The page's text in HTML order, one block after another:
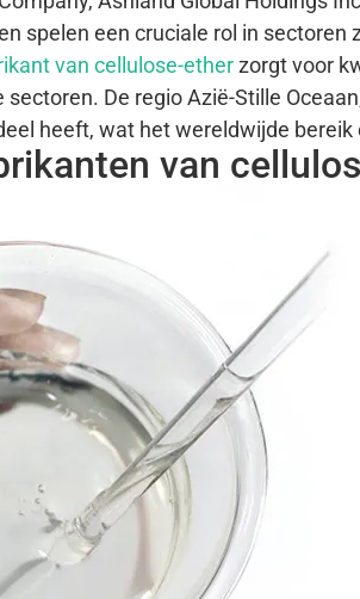
spelen een cruciale rol in sectoren
van cellulose-etherzorgt voor
De regio Azië-Stille
heeft, wat het wereldwijde
van